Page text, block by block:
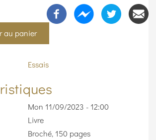
au panier
Essais
Mon 11/09/2023 - 12:00
Livre
Broché, 150 pages